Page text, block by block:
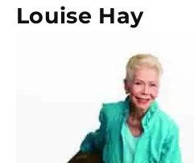
Louise Hay